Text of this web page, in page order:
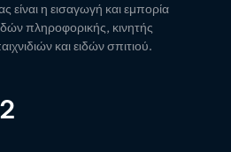
είναι η εισαγωγή και εμπορία
πληροφορικής, κινητής
και ειδών σπιτιού.